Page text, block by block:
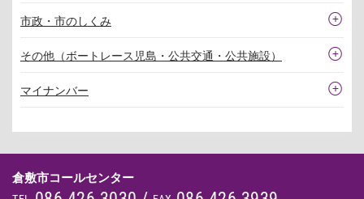
市政・市のしくみ
その他（ボートレース児島・公共交通・公共施設）
マイナンバー
倉敷市コールセンター